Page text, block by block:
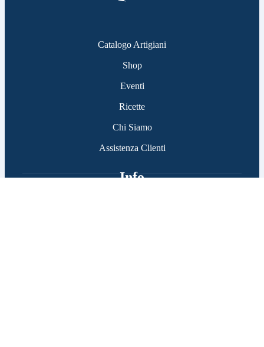
Catalogo Artigiani
Shop
Eventi
Ricette
Chi Siamo
Assistenza Clienti
Info